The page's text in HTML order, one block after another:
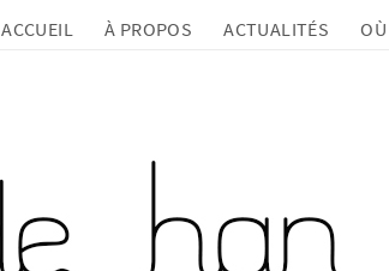
ACCUEIL À PROPOS ACTUALITÉS